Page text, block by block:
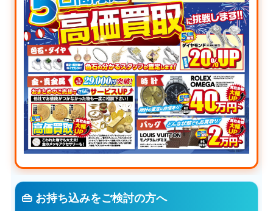
👜 お持ち込みをご検討の方へ